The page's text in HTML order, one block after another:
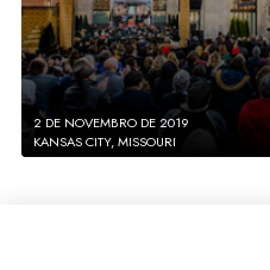
2 DE NOVEMBRO DE 2019
KANSAS CITY, MISSOURI